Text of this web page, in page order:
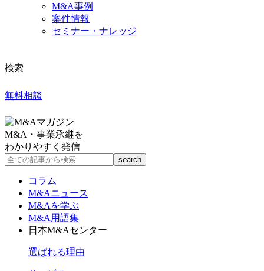
M&A事例
案件情報
セミナー・ナレッジ
検索
無料相談
M&A・事業承継を
わかりやすく発信
コラム
M&Aニュース
M&Aを学ぶ
M&A用語集
日本M&Aセンター
選ばれる理由